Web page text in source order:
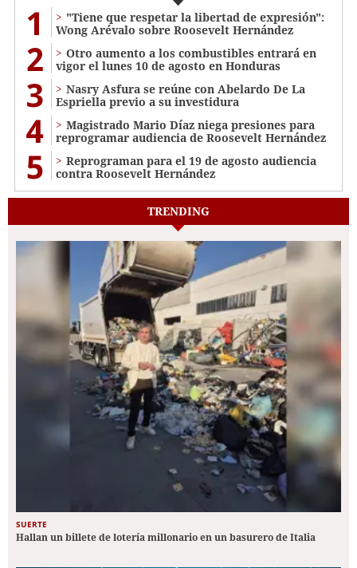
1
"Tiene que respetar la libertad de expresión":
Wong Arévalo sobre Roosevelt Hernández
2
Otro aumento a los combustibles entrará en
vigor el lunes 10 de agosto en Honduras
3
Nasry Asfura se reúne con Abelardo De La
Espriella previo a su investidura
4
Magistrado Mario Díaz niega presiones para
reprogramar audiencia de Roosevelt Hernández
5
Reprograman para el 19 de agosto audiencia
contra Roosevelt Hernández
TRENDING
SUERTE
Hallan un billete de lotería millonario en un basurero de Italia